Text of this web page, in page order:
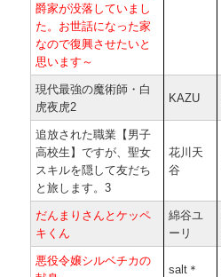
爵家が没落していまし
た。お世話になった家
なので復興させたいと
思います～
現代最強の魔術師・白
虎夜虎2
KAZU
追放された職業【男子
高校生】ですが、聖女
スキルを隠して友だち
と旅します。3
花川天
谷
だんまりさんとケッペ
キくん
綿谷ユ
ーリ
悪役令嬢シルベチカの
salt＊